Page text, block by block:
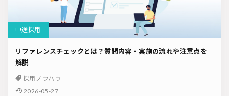
中途採用
リファレンスチェックとは？質問内容・実施の流れや注意点を
解説
採用ノウハウ
2026-05-27